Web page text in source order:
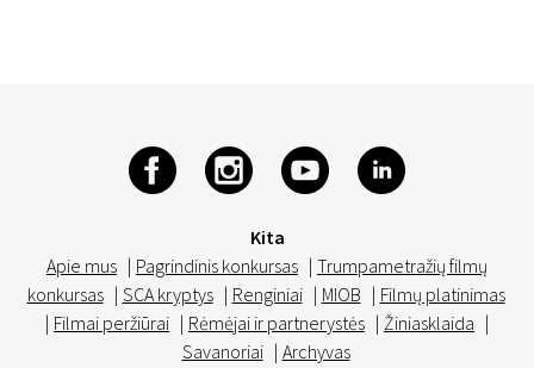
Kita
Apie mus | Pagrindinis konkursas | Trumpametražių filmų
konkursas | SCA kryptys | Renginiai | MIOB | Filmų platinimas
| Filmai peržiūrai | Rėmėjai ir partnerystės | Žiniasklaida |
Savanoriai | Archyvas